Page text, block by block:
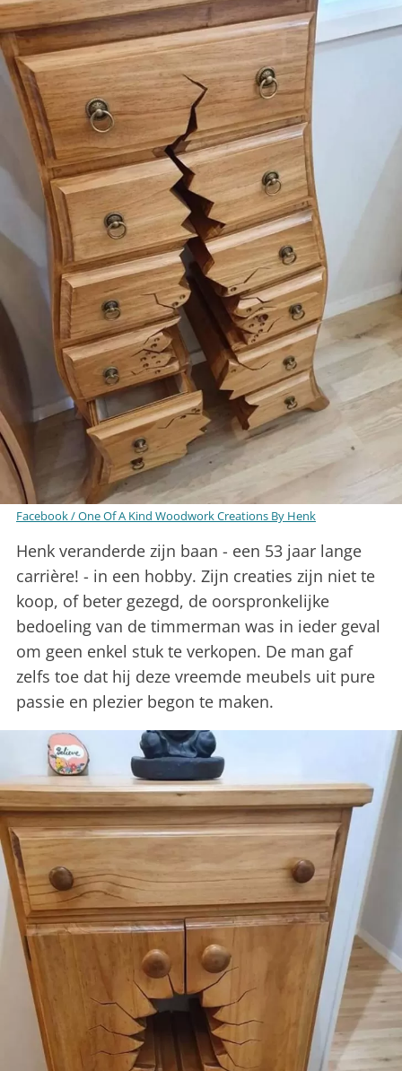
Facebook / One Of A Kind Woodwork Creations By Henk
Henk veranderde zijn baan - een 53 jaar lange
carrière! - in een hobby. Zijn creaties zijn niet te
koop, of beter gezegd, de oorspronkelijke
bedoeling van de timmerman was in ieder geval
om geen enkel stuk te verkopen. De man gaf
zelfs toe dat hij deze vreemde meubels uit pure
passie en plezier begon te maken.